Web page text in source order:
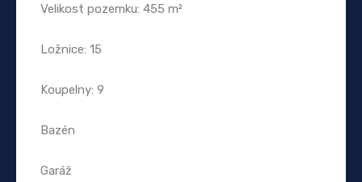
Velikost pozemku: 455 m²
Ložnice: 15
Koupelny: 9
Bazén
Garáž